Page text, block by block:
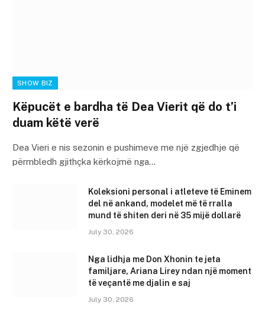
SHOW BIZ
Këpucët e bardha të Dea Vierit që do t’i
duam këtë verë
Dea Vieri e nis sezonin e pushimeve me një zgjedhje që
përmbledh gjithçka kërkojmë nga…
Koleksioni personal i atleteve të Eminem
del në ankand, modelet më të rralla
mund të shiten deri në 35 mijë dollarë
July 30, 2026
Nga lidhja me Don Xhonin te jeta
familjare, Ariana Lirey ndan një moment
të veçantë me djalin e saj
July 30, 2026